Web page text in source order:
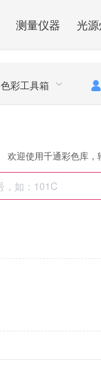
测量仪器 光
色彩工具箱
欢迎使用千通彩色库，